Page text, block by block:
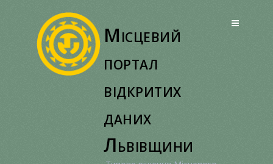
Місцевий
портал
відкритих
даних
Львівщини